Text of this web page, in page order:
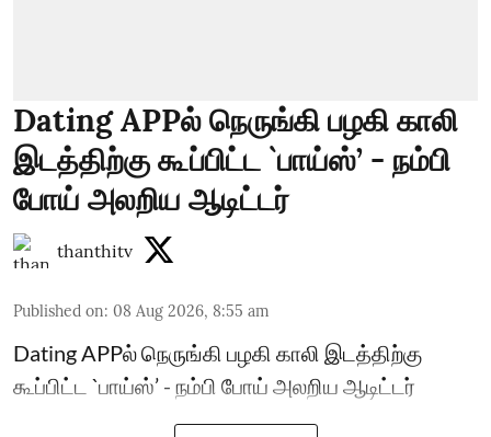
Dating APPல் நெருங்கி பழகி காலி
இடத்திற்கு கூப்பிட்ட `பாய்ஸ்’ - நம்பி
போய் அலறிய ஆடிட்டர்
thanthitv
Published on: 08 Aug 2026, 8:55 am
Dating APPல் நெருங்கி பழகி காலி இடத்திற்கு
கூப்பிட்ட `பாய்ஸ்’ - நம்பி போய் அலறிய ஆடிட்டர்